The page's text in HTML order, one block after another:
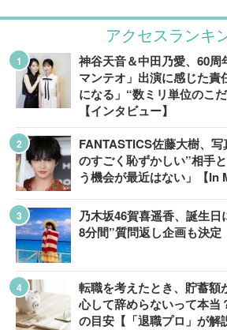
アクセスランキ
神谷天音＆中田乃愛、60周
マンテオ」出演に感じた責
になる」“数ミリ単位のこ
【インタビュー】
FANTASTICS佐藤大樹、
のすごく恥ずかしい”相手
う機会が最近はない」【In
乃木坂46賀喜遥香、誕生
8分間”質問返し企画も決定
転職を考えたとき、貯蓄額
心して辞めらないって本当
の目安【「退職プロ」が解